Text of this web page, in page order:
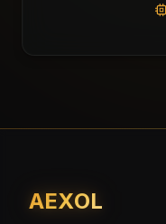
AEXOL